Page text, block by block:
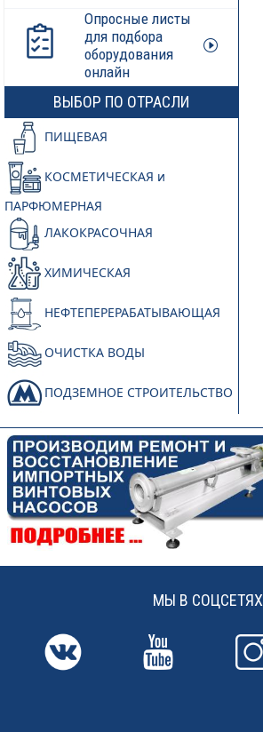
Опросные листы
для подбора
оборудования
онлайн
ВЫБОР ПО ОТРАСЛИ
ПИЩЕВАЯ
КОСМЕТИЧЕСКАЯ и
ПАРФЮМЕРНАЯ
ЛАКОКРАСОЧНАЯ
ХИМИЧЕСКАЯ
НЕФТЕПЕРЕРАБАТЫВАЮЩАЯ
ОЧИСТКА ВОДЫ
ПОДЗЕМНОЕ СТРОИТЕЛЬСТВО
МЫ В СОЦСЕТЯХ